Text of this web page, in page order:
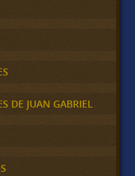
DE JUAN GABRIEL